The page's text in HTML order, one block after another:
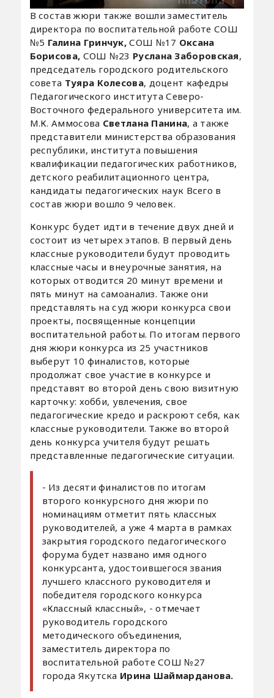
В состав жюри также вошли заместитель
директора по воспитательной работе СОШ
№5 Галина Гринчук, СОШ №17 Оксана
Борисова, СОШ №23 Руслана Заборовская,
председатель городского родительского
совета Туяра Колесова, доцент кафедры
Педагогического института Северо-
Восточного федерального университета им.
М.К. Аммосова Светлана Панина, а также
представители министерства образования
республики, института повышения
квалификации педагогических работников,
детского реабилитационного центра,
кандидаты педагогических наук Всего в
состав жюри вошло 9 человек.
Конкурс будет идти в течение двух дней и
состоит из четырех этапов. В первый день
классные руководители будут проводить
классные часы и внеурочные занятия, на
которых отводится 20 минут времени и
пять минут на самоанализ. Также они
представлять на суд жюри конкурса свои
проекты, посвященные концепции
воспитательной работы. По итогам первого
дня жюри конкурса из 25 участников
выберут 10 финалистов, которые
продолжат свое участие в конкурсе и
представят во второй день свою визитную
карточку: хобби, увлечения, свое
педагогические кредо и раскроют себя, как
классные руководители. Также во второй
день конкурса учителя будут решать
представленные педагогические ситуации.
- Из десяти финалистов по итогам
второго конкурсного дня жюри по
номинациям отметит пять классных
руководителей, а уже 4 марта в рамках
закрытия городского педагогического
форума будет названо имя одного
конкурсанта, удостоившегося звания
лучшего классного руководителя и
победителя городского конкурса
«Классный классный», - отмечает
руководитель городского
методического объединения,
заместитель директора по
воспитательной работе СОШ №27
города Якутска Ирина Шаймарданова.